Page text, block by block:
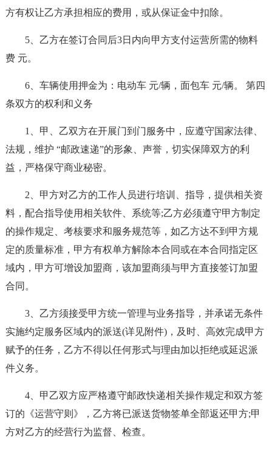
方有权让乙方承担相应的费用，或从保证金中扣除。
5、乙方在签订合同后3日内向甲方支付运营所需的物料
费 元。
6、车辆使用押金为：电动车 元/辆，面包车 元/辆。 第四
条双方的权利和义务
1、甲、乙双方在开展门到门服务中，应遵守国家法律、
法规，维护 “邮政速递”的形象、声誉，切实保障双方的利
益，严格保守商业秘密。
2、甲方对乙方的工作人员进行培训、指导，提供相关资
料，配合指导使用相关软件、系统等;乙方必须遵守甲方制定
的操作规定、考核要求和服务规范等，如乙方达不到甲方规
定的质量标准，甲方有权单方解除本合同或在本合同指定区
域内，甲方可增设加盟商，该加盟商须与甲方直接签订加盟
合同。
3、乙方须接受甲方统一管理与业务指导，并承诺无条件
实施约定服务区域内的派送(详见附件)，及时、高效完成甲方
赋予的任务，乙方不得以任何形式与理由加以拒绝或延迟派
件义务。
4、甲乙双方应严格遵守邮政快递相关操作规定和双方签
订的《运营守则》，乙方将已派送货物签单全部返还甲方;甲
方对乙方的经营行为监督、检查。